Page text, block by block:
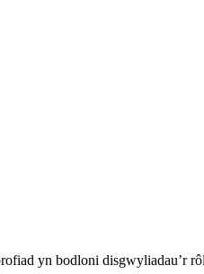
yn bodloni disgwyliadau’r